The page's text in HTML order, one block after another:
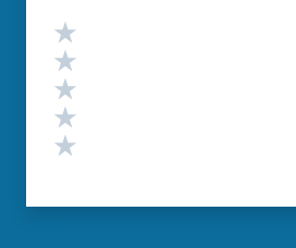
Valutazione